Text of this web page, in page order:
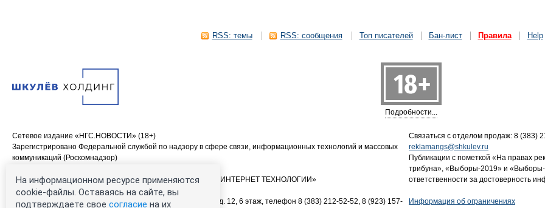
RSS: темы RSS: сообщения Топ писателей Бан-лист Правила Help
Подробности...
Сетевое издание «НГС.НОВОСТИ» (18+)
Зарегистрировано Федеральной службой по надзору в сфере связи, информационных технологий и массовых
коммуникаций (Роскомнадзор)
Учредитель: Общество с ограниченной ответственностью «ИНТЕРНЕТ ТЕХНОЛОГИИ»
Главный редактор: Громкова Елена Александровна
Адрес редакции: 630099, Россия, Новосибирск, ул. Ленина, д. 12, 6 этаж, телефон 8 (383) 212-52-52, 8 (923) 157-
Связаться с отделом продаж: 8 (383)
reklamangs@shkulev.ru
Публикации с пометкой «На правах
трибуна», «Выборы-2019» и
ответственности за достоверность
Информация об ограничениях
На информационном ресурсе применяются
cookie-файлы. Оставаясь на сайте, вы
подтверждаете свое согласие на их